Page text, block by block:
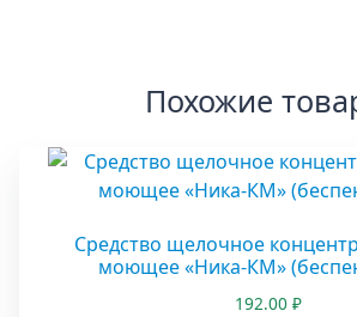
Похожие
Средство щелочное
моющее «Ника-КМ»
192.00 ₽